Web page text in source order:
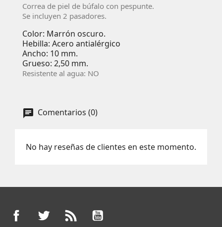
Correa de piel de búfalo con pespunte.
Se incluyen 2 pasadores.
Color: Marrón oscuro.
Hebilla: Acero antialérgico
Ancho: 10 mm.
Grueso: 2,50 mm.
Resistente al agua: NO
Comentarios (0)
No hay reseñas de clientes en este momento.
FacebookTwitter